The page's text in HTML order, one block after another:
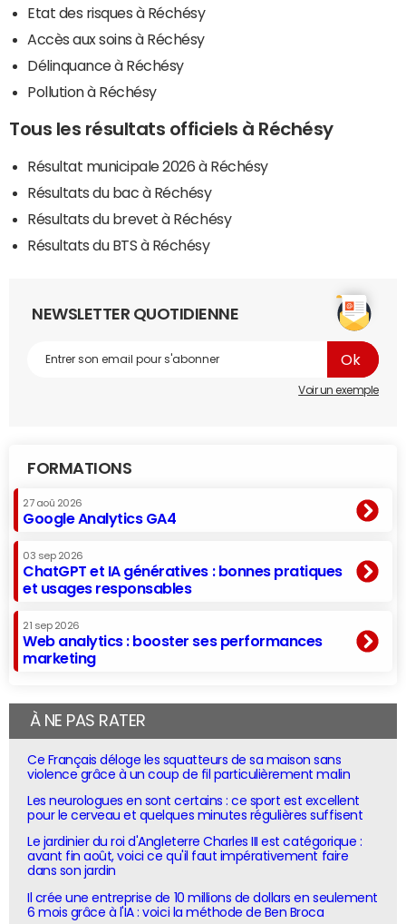
Etat des risques à Réchésy
Accès aux soins à Réchésy
Délinquance à Réchésy
Pollution à Réchésy
Tous les résultats officiels à Réchésy
Résultat municipale 2026 à Réchésy
Résultats du bac à Réchésy
Résultats du brevet à Réchésy
Résultats du BTS à Réchésy
NEWSLETTER QUOTIDIENNE
Voir un exemple
FORMATIONS
27 aoû 2026
Google Analytics GA4
03 sep 2026
ChatGPT et IA génératives : bonnes pratiques
et usages responsables
21 sep 2026
Web analytics : booster ses performances
marketing
À NE PAS RATER
Ce Français déloge les squatteurs de sa maison sans
violence grâce à un coup de fil particulièrement malin
Les neurologues en sont certains : ce sport est excellent
pour le cerveau et quelques minutes régulières suffisent
Le jardinier du roi d'Angleterre Charles III est catégorique :
avant fin août, voici ce qu'il faut impérativement faire
dans son jardin
Il crée une entreprise de 10 millions de dollars en seulement
6 mois grâce à l'IA : voici la méthode de Ben Broca